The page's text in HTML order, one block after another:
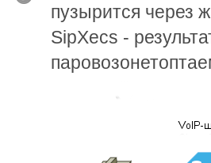
пузырится через
SipXecs -